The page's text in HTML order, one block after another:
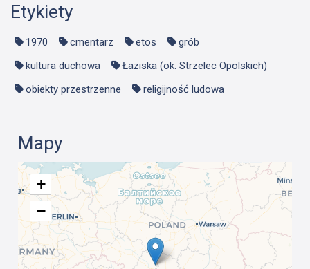
Etykiety
1970 cmentarz etos
grób
kultura duchowa
Łaziska (ok. Strzelec Opolskich)
obiekty przestrzenne
religijność ludowa
Mapy
+
−